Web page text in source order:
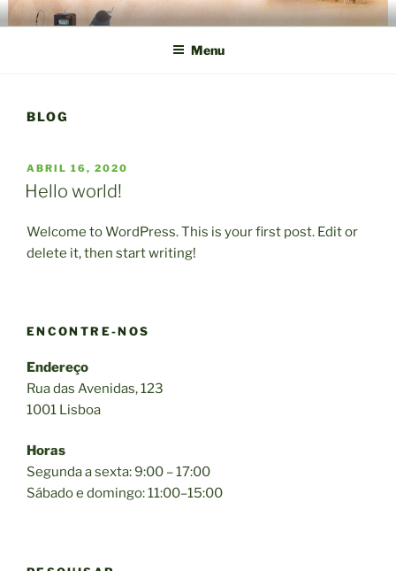
Saltar
para
conteúdo
SESMA ENGENHARIA
Segurança do Trabalho Meio Ambiente Higiene Ocupacional
Menu
BLOG
PUBLICADO
EM
ABRIL 16, 2020
Hello world!
Welcome to WordPress. This is your first post. Edit or
delete it, then start writing!
ENCONTRE-NOS
Endereço
Rua das Avenidas, 123
1001 Lisboa
Horas
Segunda a sexta: 9:00 – 17:00
Sábado e domingo: 11:00–15:00